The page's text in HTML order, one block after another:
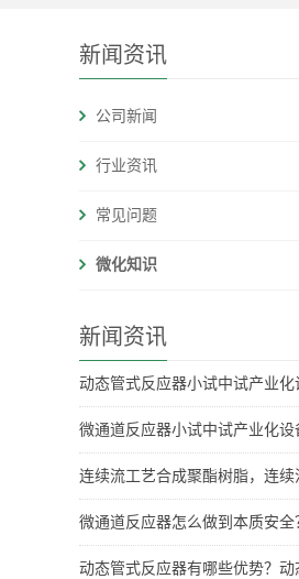
新闻资讯
公司新闻
行业资讯
常见问题
微化知识
新闻资讯